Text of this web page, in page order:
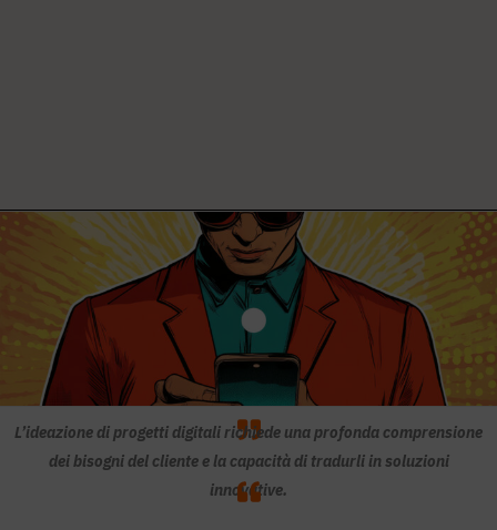
L’ideazione di progetti digitali richiede una profonda comprensione
dei bisogni del cliente e la capacità di tradurli in soluzioni
innovative.